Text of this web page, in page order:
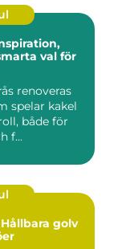
val för
renoveras
spelar kakel
både för
f...
golv